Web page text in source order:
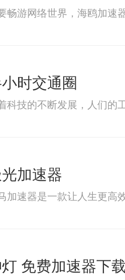
畅游网络世界，海鸥加速
时交通圈
科技的不断发展，人们的
加速器
加速器是一款让人生更高
免费加速器下